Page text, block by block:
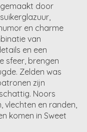
door
en charme
van
en een
sfeer, brengen
Zelden was
zijn
Noors
vlechten en randen,
komen in Sweet